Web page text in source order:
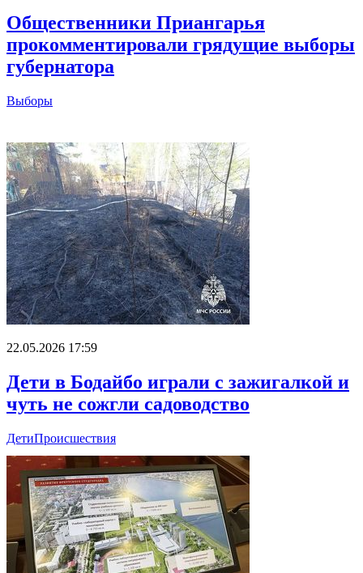
Общественники Приангарья
прокомментировали грядущие выборы
губернатора
Выборы
22.05.2026 17:59
Дети в Бодайбо играли с зажигалкой и
чуть не сожгли садоводство
ДетиПроисшествия